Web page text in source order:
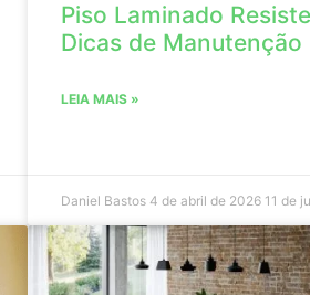
Piso Laminado
Dicas de Manutenção
LEIA MAIS »
Daniel Bastos 4 de abril de 2026 11 de